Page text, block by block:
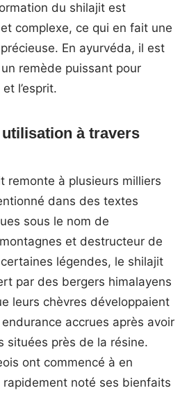
du shilajit est
complexe, ce qui en fait une
En ayurvéda, il est
remède puissant pour
l’esprit.
à travers
remonte à plusieurs milliers
dans des textes
sous le nom de
et destructeur de
légendes, le shilajit
par des bergers himalayens
leurs chèvres développaient
accrues après avoir
situées près de la résine.
ont commencé à en
noté ses bienfaits